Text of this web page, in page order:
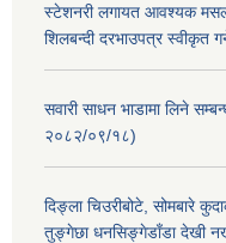
स्टेशनरी लगायत आवश्यक
शिलबन्दी दरभाउपत्र स्वीकृत
सवारी साधन भाडामा लिने
२०८२/०९/१८)
दिङ्ला चिउरीबोटे, सोमबारे
तुङ्गेछा धनसिङ्गेडाँडा देखी